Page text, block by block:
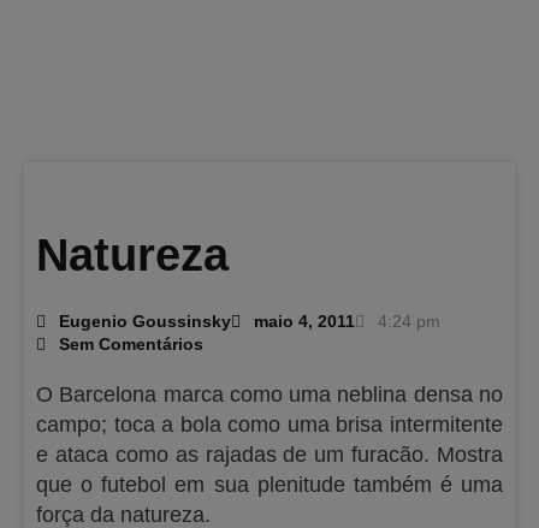
Natureza
Eugenio Goussinsky maio 4, 2011
4:24 pm
Sem Comentários
O Barcelona marca como uma neblina densa no
campo; toca a bola como uma brisa intermitente
e ataca como as rajadas de um furacão. Mostra
que o futebol em sua plenitude também é uma
força da natureza.